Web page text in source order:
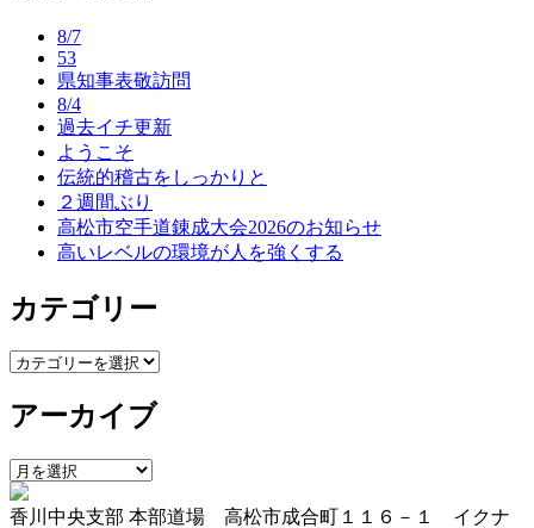
8/7
53
県知事表敬訪問
8/4
過去イチ更新
ようこそ
伝統的稽古をしっかりと
２週間ぶり
高松市空手道錬成大会2026のお知らせ
高いレベルの環境が人を強くする
カテゴリー
カ
ゴ
ー
アーカイブ
ア
ー
カ
香川中央支部 本部道場 高松市成合町１１６－１ イクナ